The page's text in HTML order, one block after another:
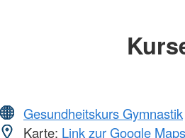
Gesundheitskurs Gymnastik
Karte: Link zur Google